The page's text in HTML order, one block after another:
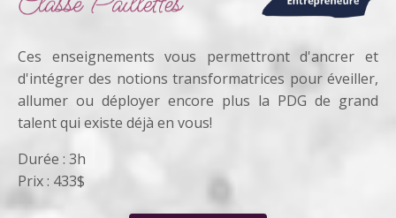
Ces enseignements vous permettront d'ancrer et
d'intégrer des notions transformatrices pour éveiller,
allumer ou déployer encore plus la PDG de grand
talent qui existe déjà en vous!
Durée : 3h
Prix : 433$